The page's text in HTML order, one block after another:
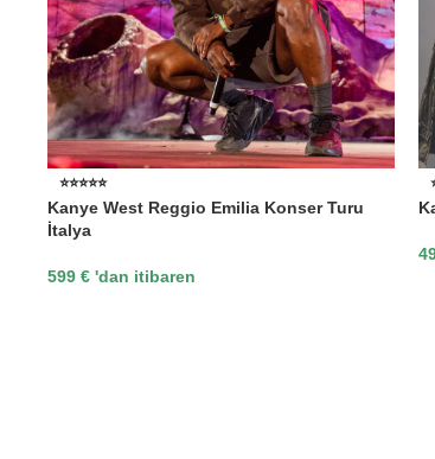
⭐⭐⭐⭐⭐
Kanye West Reggio Emilia Konser Turu
İtalya
599 € 'dan itibaren